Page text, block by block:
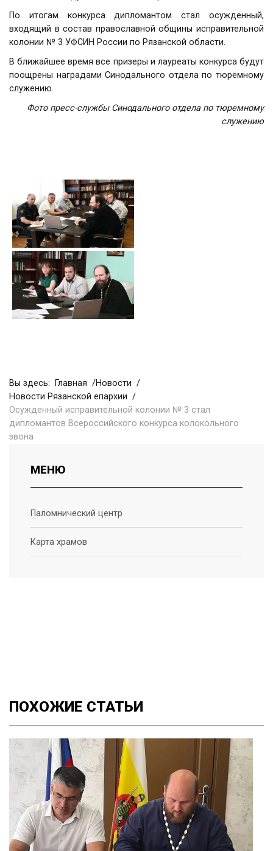
По итогам конкурса дипломантом стал осужденный,
входящий в состав православной общины исправительной
колонии № 3 УФСИН России по Рязанской области.
В ближайшее время все призеры и лауреаты конкурса будут
поощрены наградами Синодального отдела по тюремному
служению.
Фото пресс-службы Синодального отдела по тюремному
служению
Вы здесь: Главная
Новости
Новости Рязанской епархии
Осужденный исправительной колонии № 3 стал
дипломантов Всероссийского конкурса колокольного
звона
МЕНЮ
Паломнический центр
Карта храмов
ПОХОЖИЕ СТАТЬИ